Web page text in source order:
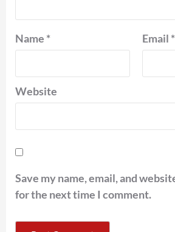
Name * Email *
Website
Save my name, email, and
for the next time I comment.